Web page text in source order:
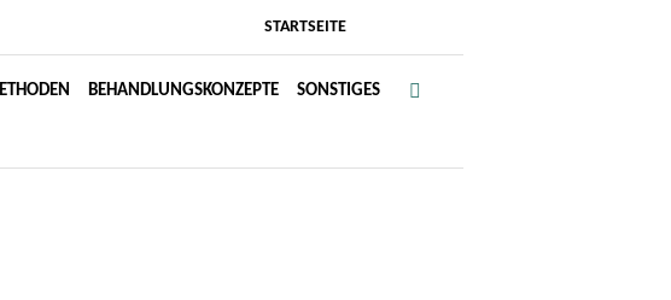
STARTSEITE
BEHANDLUNGSKONZEPTE SONSTIGES